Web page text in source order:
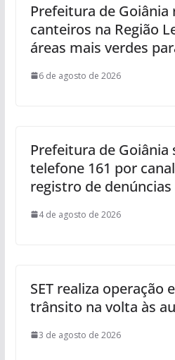
Prefeitura de Goiânia
canteiros na Região
áreas mais verdes
6 de agosto de 2026
Prefeitura de
telefone 161 por
registro de denúncias
4 de agosto de 2026
SET realiza operação
trânsito na volta às
3 de agosto de 2026